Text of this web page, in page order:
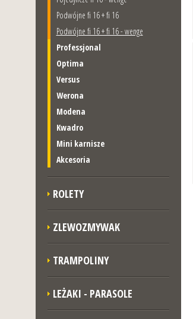
Podwójne fi 16 + fi 16
Podwójne fi 16 + fi 16 - wenge
Professjonal
Optima
Versus
Werona
Modena
Kwadro
Mini karnisze
Akcesoria
ROLETY
ZLEWOZMYWAK
TRAMPOLINY
LEŻAKI - PARASOLE